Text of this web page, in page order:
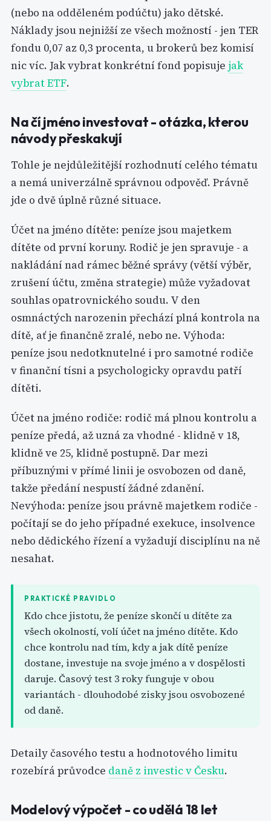
(nebo na odděleném podúčtu) jako dětské.
Náklady jsou nejnižší ze všech možností - jen TER
fondu 0,07 az 0,3 procenta, u brokerů bez komisí
nic víc. Jak vybrat konkrétní fond popisuje jak
vybrat ETF.
Na čí jméno investovat - otázka, kterou
návody přeskakují
Tohle je nejdůležitější rozhodnutí celého tématu
a nemá univerzálně správnou odpověď. Právně
jde o dvě úplně různé situace.
Účet na jméno dítěte: peníze jsou majetkem
dítěte od první koruny. Rodič je jen spravuje - a
nakládání nad rámec běžné správy (větší výběr,
zrušení účtu, změna strategie) může vyžadovat
souhlas opatrovnického soudu. V den
osmnáctých narozenin přechází plná kontrola na
dítě, ať je finančně zralé, nebo ne. Výhoda:
peníze jsou nedotknutelné i pro samotné rodiče
v finanční tísni a psychologicky opravdu patří
dítěti.
Účet na jméno rodiče: rodič má plnou kontrolu a
peníze předá, až uzná za vhodné - klidně v 18,
klidně ve 25, klidně postupně. Dar mezi
příbuznými v přímé linii je osvobozen od daně,
takže předání nespustí žádné zdanění.
Nevýhoda: peníze jsou právně majetkem rodiče -
počítají se do jeho případné exekuce, insolvence
nebo dědického řízení a vyžadují disciplínu na ně
nesahat.
PRAKTICKÉ PRAVIDLO
Kdo chce jistotu, že peníze skončí u dítěte za
všech okolností, volí účet na jméno dítěte. Kdo
chce kontrolu nad tím, kdy a jak dítě peníze
dostane, investuje na svoje jméno a v dospělosti
daruje. Časový test 3 roky funguje v obou
variantách - dlouhodobé zisky jsou osvobozené
od daně.
Detaily časového testu a hodnotového limitu
rozebírá průvodce daně z investic v Česku.
Modelový výpočet - co udělá 18 let